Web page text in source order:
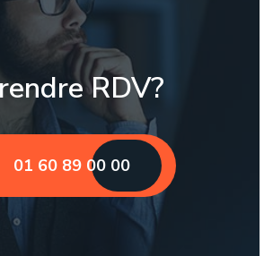
RDV?
01 60 89 00 00